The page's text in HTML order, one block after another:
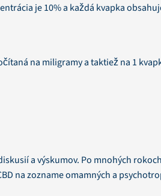
je 10% a každá kvapka
na miligramy a taktiež na 1
a výskumov. Po mnohých
na zozname omamných a